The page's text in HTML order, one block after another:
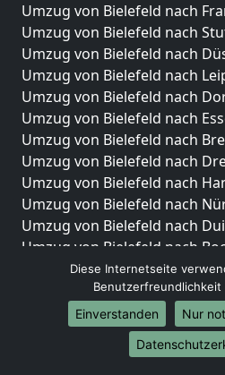
Umzug von Bielefeld nach
Umzug von Bielefeld nach
Umzug von Bielefeld nach
Umzug von Bielefeld nach
Umzug von Bielefeld nach
Umzug von Bielefeld nach
Umzug von Bielefeld nach
Umzug von Bielefeld nach
Umzug von Bielefeld nach
Umzug von Bielefeld nach
Umzug von Bielefeld nach
Umzug von Bielefeld nach
Umzug von Bielefeld nach
Umzug von Bielefeld nach
Umzug von Bielefeld nach
Umzug von Bielefeld nach
Diese Internetseite
Benutzerfreundlichkeit
Einverstanden
Nur